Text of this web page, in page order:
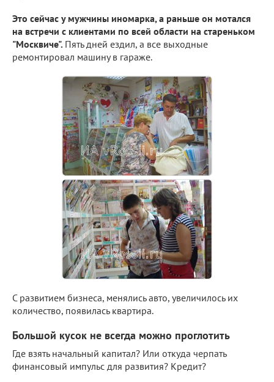
Это сейчас у мужчины иномарка, а раньше он мотался
на встречи с клиентами по всей области на стареньком
"Москвиче". Пять дней ездил, а все выходные
ремонтировал машину в гараже.
С развитием бизнеса, менялись авто, увеличилось их
количество, появилась квартира.
Большой кусок не всегда можно проглотить
Где взять начальный капитал? Или откуда черпать
финансовый импульс для развития? Кредит?